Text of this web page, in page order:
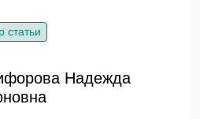
статьи
Надежда